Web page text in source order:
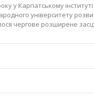
у Карпатському
університету
чергове розширене